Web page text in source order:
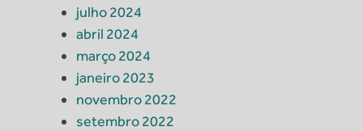
julho 2024
abril 2024
março 2024
janeiro 2023
novembro 2022
setembro 2022